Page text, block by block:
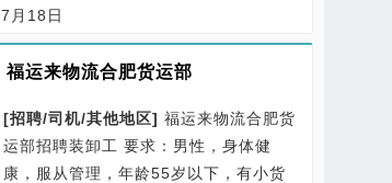
7月18日
福运来物流合肥货运部
[招聘/司机/其他地区] 福运来物流合肥货
运部招聘装卸工 要求：男性，身体健
康，服从管理，年龄55岁以下，有小货